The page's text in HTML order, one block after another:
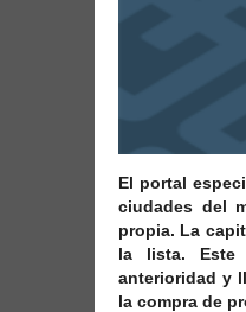
El portal
ciudades del
propia. La
la lista. Este
anterioridad y
la compra de